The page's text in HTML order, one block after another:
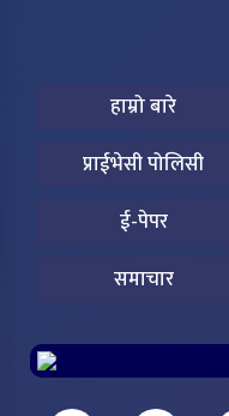
हाम्रो बारे
प्राईभेसी पोलिसी
ई-पेपर
समाचार